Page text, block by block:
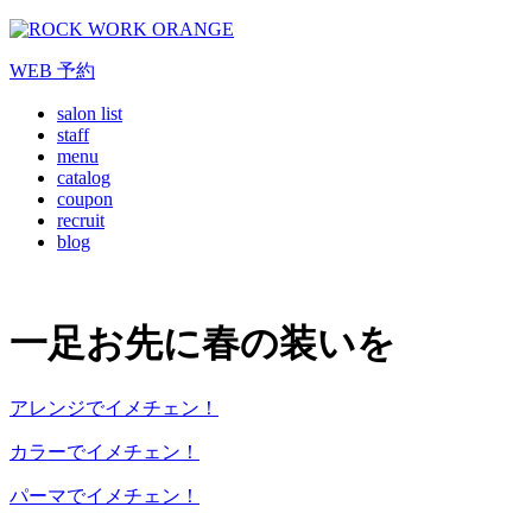
WEB 予約
salon list
staff
menu
catalog
coupon
recruit
blog
一足お先に春の装いを
アレンジでイメチェン！
カラーでイメチェン！
パーマでイメチェン！